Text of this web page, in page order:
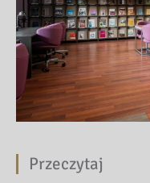
Przeczytaj